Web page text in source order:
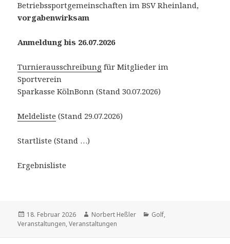
Betriebssportgemeinschaften im BSV Rheinland,
vorgabenwirksam
Anmeldung bis 26.07.2026
Turnierausschreibung für Mitglieder im
Sportverein
Sparkasse KölnBonn (Stand 30.07.2026)
Meldeliste (Stand 29.07.2026)
Startliste (Stand …)
Ergebnisliste
Veröffentlicht
am
18. Februar 2026 Autor
Norbert Heßler Kategorien
Golf,
Veranstaltungen,Veranstaltungen